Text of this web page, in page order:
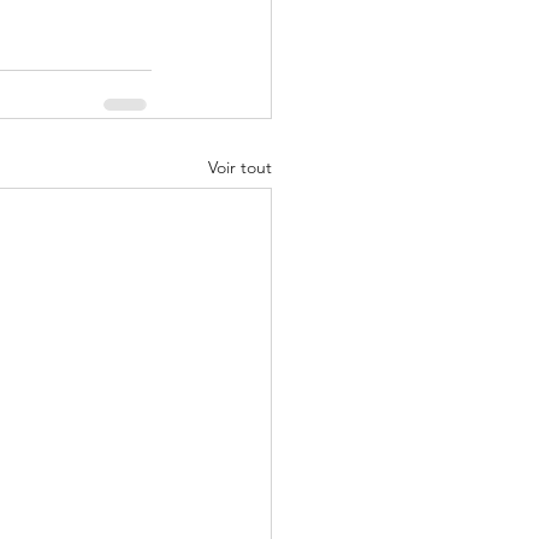
Voir tout